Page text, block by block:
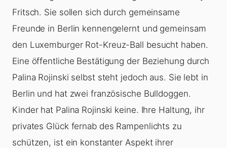
Fritsch. Sie sollen sich durch gemeinsame
Freunde in Berlin kennengelernt und gemeinsam
den Luxemburger Rot-Kreuz-Ball besucht haben.
Eine öffentliche Bestätigung der Beziehung durch
Palina Rojinski selbst steht jedoch aus. Sie lebt in
Berlin und hat zwei französische Bulldoggen.
Kinder hat Palina Rojinski keine. Ihre Haltung, ihr
privates Glück fernab des Rampenlichts zu
schützen, ist ein konstanter Aspekt ihrer